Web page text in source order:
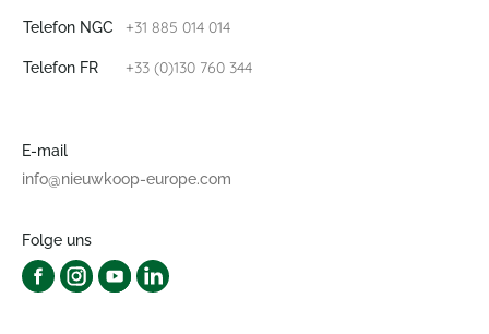
Telefon NGC +31 885 014 014
Telefon FR +33 (0)130 760 344
E-mail
info@nieuwkoop-europe.com
Folge uns